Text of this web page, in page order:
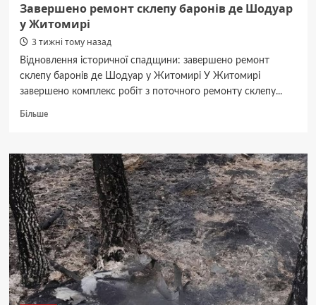
Завершено ремонт склепу баронів де Шодуар
у Житомирі
3 тижні тому назад
Відновлення історичної спадщини: завершено ремонт
склепу баронів де Шодуар у Житомирі У Житомирі
завершено комплекс робіт з поточного ремонту склепу...
БільшеДокладніше
ремонт
склепу
баронів
де
Шодуар
у
Житомирі